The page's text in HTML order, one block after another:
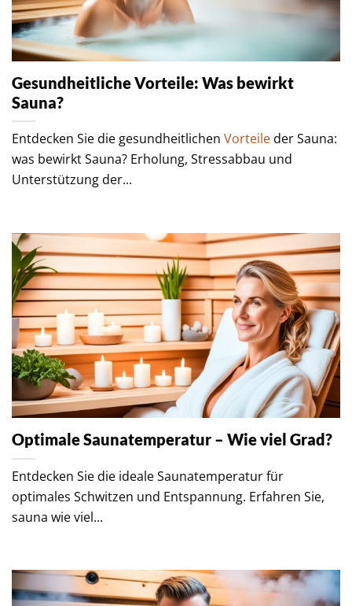
Gesundheitliche Vorteile: Was bewirkt
Sauna?
Entdecken Sie die gesundheitlichen Vorteileder Sauna:
was bewirkt Sauna? Erholung, Stressabbau und
Unterstützung der...
Optimale Saunatemperatur – Wie viel Grad?
Entdecken Sie die ideale Saunatemperatur für
optimales Schwitzen und Entspannung. Erfahren Sie,
sauna wie viel...